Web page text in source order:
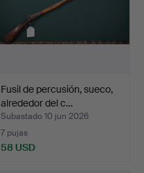
Fusil de percusión, sueco,
alrededor del c…
Subastado 10 jun 2026
7 pujas
58 USD